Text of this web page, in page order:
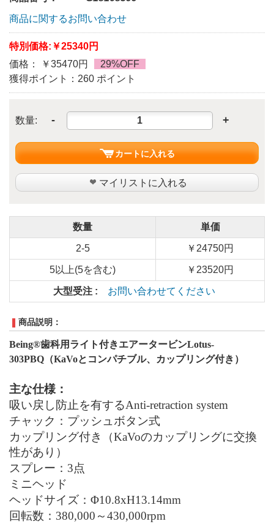
商品に関するお問い合わせ
特別価格: ￥25340円
価格： ￥35470円
29%OFF
獲得ポイント：260 ポイント
数量: - +
カートに入れる
マイリストに入れる
数量 単価
2-5 ￥24750円
5以上(5を含む) ￥23520円
大型受注 : お問い合わせてください
商品説明：
Being®歯科用ライト付きエアータービンLotus-
303PBQ（KaVoとコンパチブル、カップリング付き）
主な仕様：
吸い戻し防止を有するAnti-retraction system
チャック： プッシュボタン式
カップリング付き
（KaVoのカップリングに交換
性があり）
スプレー ： 3点
ミニヘッド
ヘッドサイズ： Φ10.8xH13.14mm
回転数：380,000 ～430,000rpm